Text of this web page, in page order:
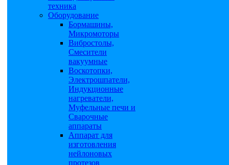
техника
Оборудование
Бормашины,
Микромоторы
Вибростолы,
Смесители
вакуумные
Воскотопки,
Электрошпатели,
Индукционные
нагреватели,
Муфельные печи и
Сварочные
аппараты
Аппарат для
изготовления
нейлоновых
протезов